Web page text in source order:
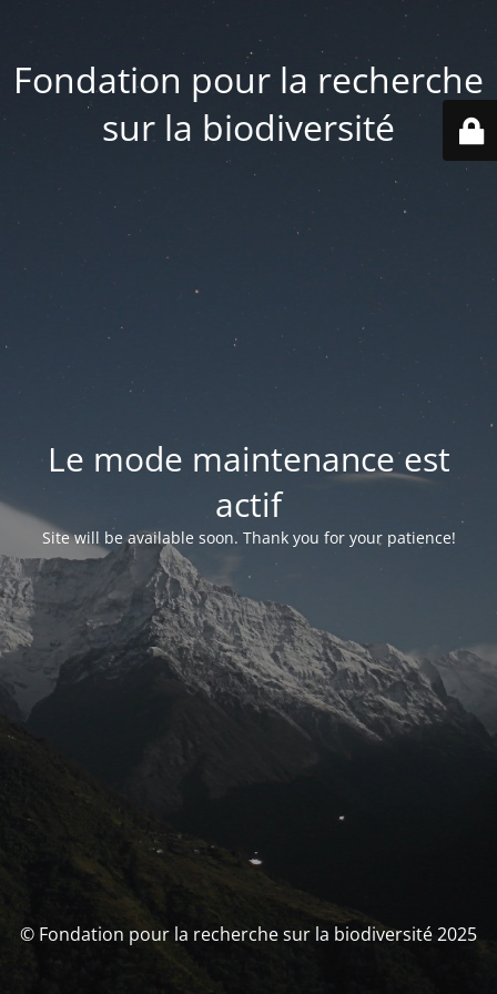
Fondation pour la recherche
sur la biodiversité
Le mode maintenance est
actif
Site will be available soon. Thank you for your patience!
© Fondation pour la recherche sur la biodiversité 2025